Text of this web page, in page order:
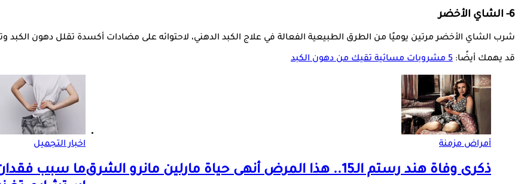
6- الشاي الأخضر
شرب الشاي الأخضر مرتين يوميًا من الطرق الطبيعية الفعالة في علاج الكبد الدهني، لاحتوائه على مضادات أكسدة تقلل دهون الكبد
قد يهمك أيضًا: 5 مشروبات مسائية تقيك من دهون الكبد
أمراض مزمنة
ذكرى وفاة هند رستم الـ15.. هذا المرض أنهى حياة مارلين مانرو الشرق
اخبار التجميل
ما سبب